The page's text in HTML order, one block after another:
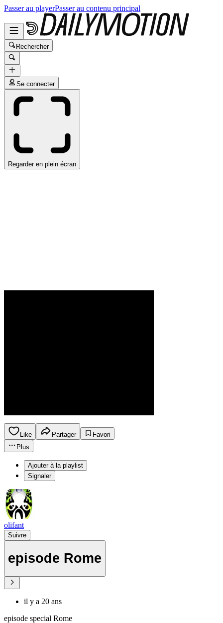
Passer au playerPasser au contenu principal
Rechercher
Se connecter
Regarder en plein écran
Like Partager
Favori
Plus
Ajouter à la playlist
Signaler
olifant
Suivre
episode Rome
il y a 20 ans
episode special Rome